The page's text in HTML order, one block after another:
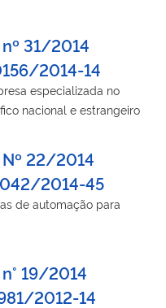
31/2014
2014-14
especializada no
nacional e estrangeiro
22/2014
2014-45
19/2014
2012-14